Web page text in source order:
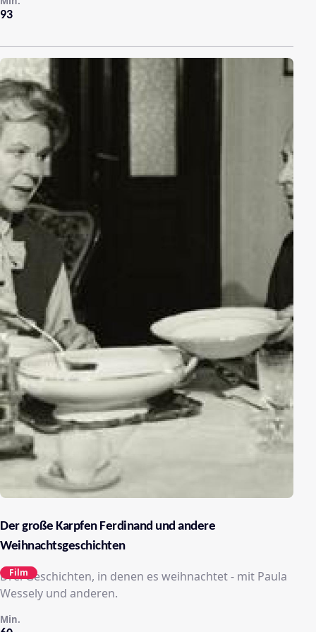
93
Der große Karpfen Ferdinand und andere
Weihnachtsgeschichten
Drei Geschichten, in denen es weihnachtet - mit Paula
Wessely und anderen.
Min.
Film